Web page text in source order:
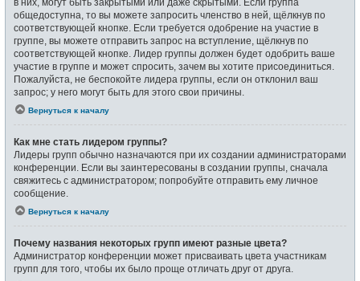
общедоступна, то вы можете запросить членство в ней, щёлкнув по
соответствующей кнопке. Если требуется одобрение на участие в
группе, вы можете отправить запрос на вступление, щёлкнув по
соответствующей кнопке. Лидер группы должен будет одобрить ваше
участие в группе и может спросить, зачем вы хотите присоединиться.
Пожалуйста, не беспокойте лидера группы, если он отклонил ваш
запрос; у него могут быть для этого свои причины.
Вернуться к началу
Как мне стать лидером группы?
Лидеры групп обычно назначаются при их создании администраторами
конференции. Если вы заинтересованы в создании группы, сначала
свяжитесь с администратором; попробуйте отправить ему личное
сообщение.
Вернуться к началу
Почему названия некоторых групп имеют разные цвета?
Администратор конференции может присваивать цвета участникам
групп для того, чтобы их было проще отличать друг от друга.